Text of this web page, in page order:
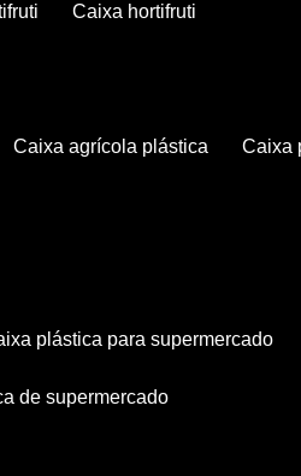
caixa hortifruti
caixa agrícola plástica
plástica para supermercado
de supermercado